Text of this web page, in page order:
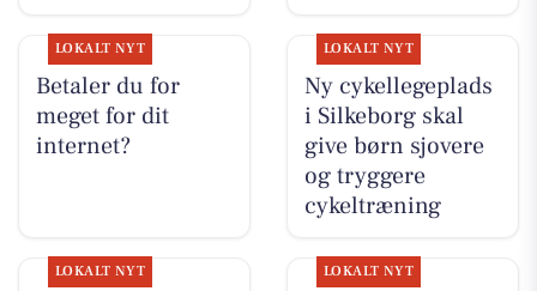
LOKALT NYT
Betaler du for
meget for dit
internet?
LOKALT NYT
Ny cykellegeplads
i Silkeborg skal
give børn sjovere
og tryggere
cykeltræning
LOKALT NYT LOKALT NYT